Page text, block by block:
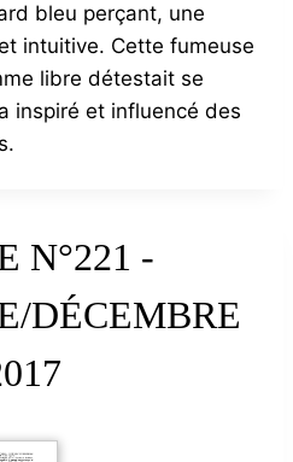
bleu perçant, une
intuitive. Cette fumeuse
libre détestait se
inspiré et influencé des
N°221 -
DÉCEMBRE